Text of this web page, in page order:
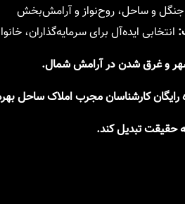
جنگل و ساحل، روح‌نواز و آرامش‌بخش
انتخابی ایده‌آل برای سرمایه‌گذاران،
و غرق شدن در آرامش شمال.
رایگان کارشناسان مجرب املاک ساحل
حقیقت تبدیل کند.